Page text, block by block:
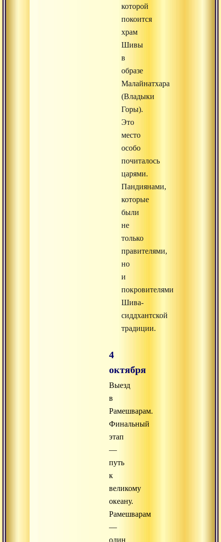
которой
покоится
храм
Шивы
в
образе
Малайнатхара
(Владыки
Горы).
Это
место
особо
почиталось
царями.
Пандиянами,
которые
были
не
только
правителями,
но
и
покровителями
Шива-
сиддхантской
традиции.
4
октября
Выезд
в
Рамешварам.
Финальный
этап
—
путь
к
великому
океану.
Рамешварам
—
один